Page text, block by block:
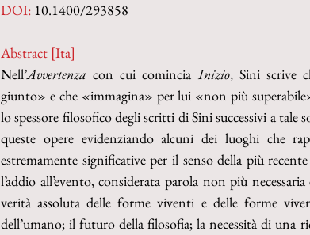
DOI: 10.1400/293858
Abstract [Ita]
Nell’Avvertenza con cui comincia Inizio, Sini scrive
giunto» e che «immagina» per lui «non più
lo spessore filosofico degli scritti di Sini successivi a tale
queste opere evidenziando alcuni dei luoghi che
estremamente significative per il senso della più
l’addio all’evento, considerata parola non più
verità assoluta delle forme viventi e delle forme
dell’umano; il futuro della filosofia; la necessità di una